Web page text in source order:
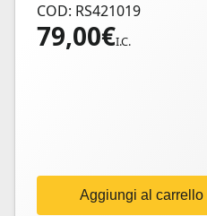
COD: RS421019
79,00€I.C.
Aggiungi al carrello